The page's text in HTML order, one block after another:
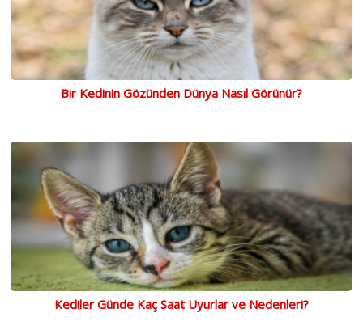
Bir Kedinin Gözünden Dünya Nasıl Görünür?
Kediler Günde Kaç Saat Uyurlar ve Nedenleri?